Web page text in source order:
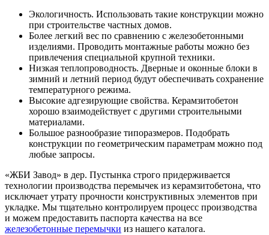
Экологичность. Использовать такие конструкции можно
при строительстве частных домов.
Более легкий вес по сравнению с железобетонными
изделиями. Проводить монтажные работы можно без
привлечения специальной крупной техники.
Низкая теплопроводность. Дверные и оконные блоки в
зимний и летний период будут обеспечивать сохранение
температурного режима.
Высокие адгезирующие свойства. Керамзитобетон
хорошо взаимодействует с другими строительными
материалами.
Большое разнообразие типоразмеров. Подобрать
конструкции по геометрическим параметрам можно под
любые запросы.
«ЖБИ Завод» в дер. Пустынка строго придерживается
технологии производства перемычек из керамзитобетона, что
исключает утрату прочности конструктивных элементов при
укладке. Мы тщательно контролируем процесс производства
и можем предоставить паспорта качества на все
железобетонные перемычки из нашего каталога.